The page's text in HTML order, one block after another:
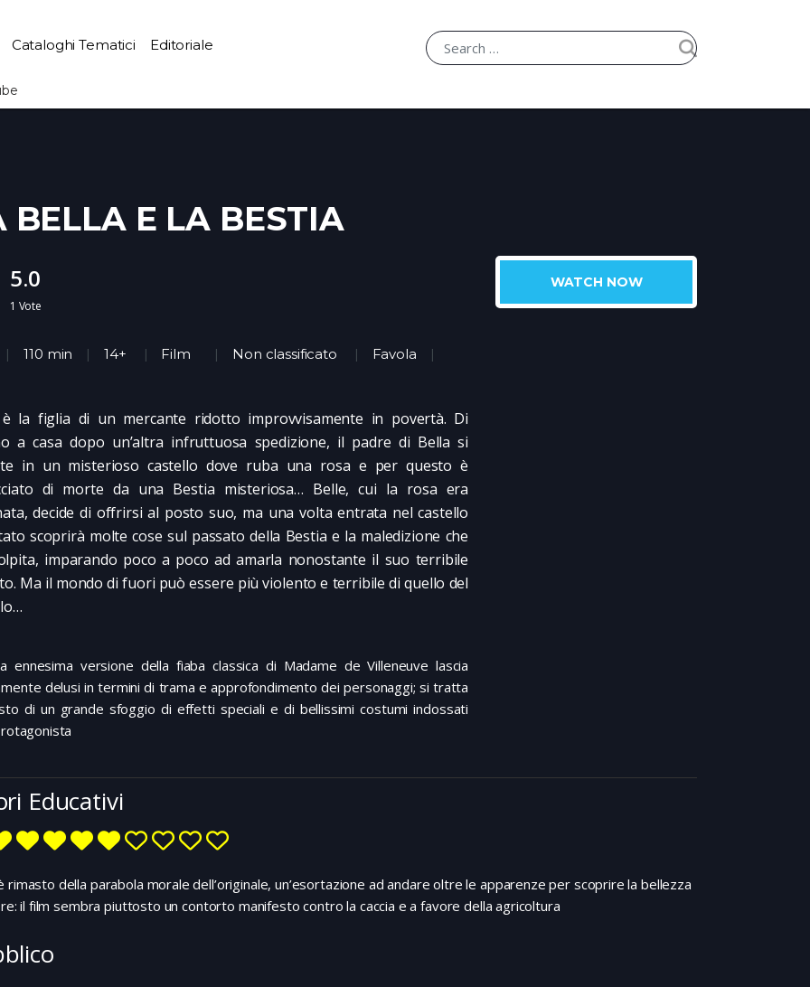
Cataloghi Tematici Editoriale
WATCH NOW
BELLA E LA BESTIA
5.0
1 Vote
110 min 14+ Film Non classificato Favola
la figlia di un mercante ridotto improvvisamente in povertà. Di
a casa dopo un’altra infruttuosa spedizione, il padre di Bella si
in un misterioso castello dove ruba una rosa e per questo è
di morte da una Bestia misteriosa… Belle, cui la rosa era
decide di offrirsi al posto suo, ma una volta entrata nel castello
scoprirà molte cose sul passato della Bestia e la maledizione che
imparando poco a poco ad amarla nonostante il suo terribile
Ma il mondo di fuori può essere più violento e terribile di quello del
ennesima versione della fiaba classica di Madame de Villeneuve lascia
delusi in termini di trama e approfondimento dei personaggi; si tratta
di un grande sfoggio di effetti speciali e di bellissimi costumi indossati
Educativi
rimasto della parabola morale dell’originale, un’esortazione ad andare oltre le apparenze per scoprire la bellezza
il film sembra piuttosto un contorto manifesto contro la caccia e a favore della agricoltura